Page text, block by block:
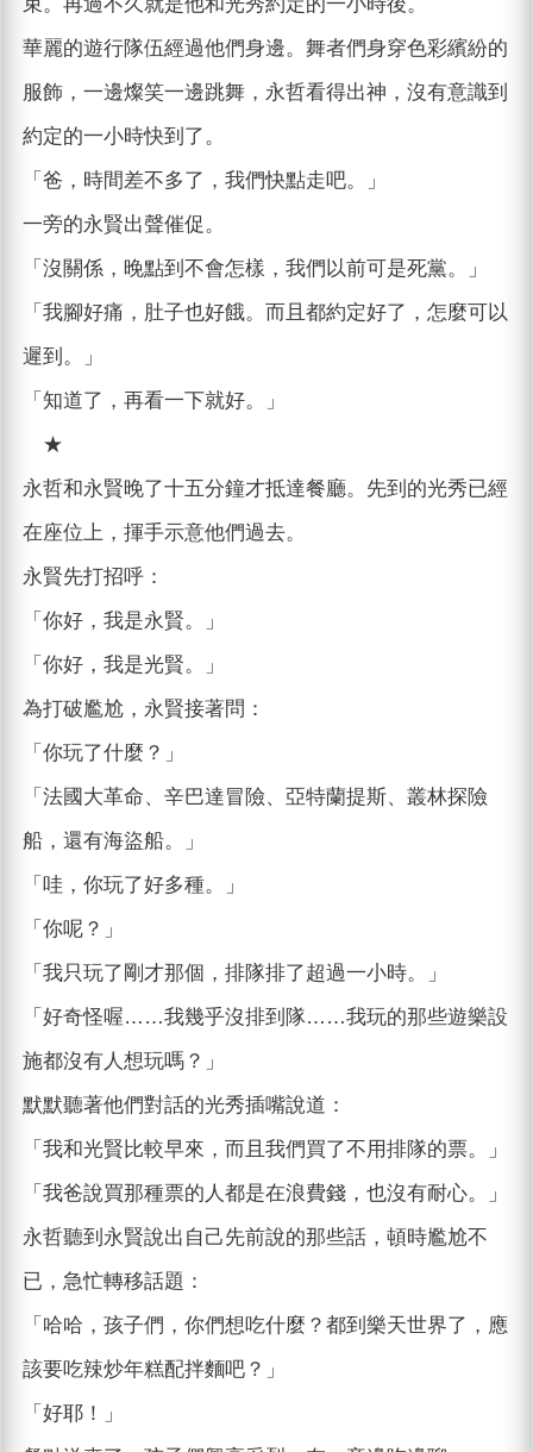
華麗的遊行隊伍經過他們身邊。舞者們身穿色彩繽紛的
服飾，一邊燦笑一邊跳舞，永哲看得出神，沒有意識到
約定的一小時快到了。
「爸，時間差不多了，我們快點走吧。」
一旁的永賢出聲催促。
「沒關係，晚點到不會怎樣，我們以前可是死黨。」
「我腳好痛，肚子也好餓。而且都約定好了，怎麼可以
遲到。」
「知道了，再看一下就好。」
★
永哲和永賢晚了十五分鐘才抵達餐廳。先到的光秀已經
在座位上，揮手示意他們過去。
永賢先打招呼：
「你好，我是永賢。」
「你好，我是光賢。」
為打破尷尬，永賢接著問：
「你玩了什麼？」
「法國大革命、辛巴達冒險、亞特蘭提斯、叢林探險
船，還有海盜船。」
「哇，你玩了好多種。」
「你呢？」
「我只玩了剛才那個，排隊排了超過一小時。」
「好奇怪喔……我幾乎沒排到隊……我玩的那些遊樂設
施都沒有人想玩嗎？」
默默聽著他們對話的光秀插嘴說道：
「我和光賢比較早來，而且我們買了不用排隊的票。」
「我爸說買那種票的人都是在浪費錢，也沒有耐心。」
永哲聽到永賢說出自己先前說的那些話，頓時尷尬不
已，急忙轉移話題：
「哈哈，孩子們，你們想吃什麼？都到樂天世界了，應
該要吃辣炒年糕配拌麵吧？」
「好耶！」